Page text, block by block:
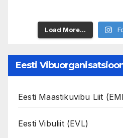
Load More...
Eesti
Eesti Maastikuvibu Liit
Eesti Vibuliit (EVL)